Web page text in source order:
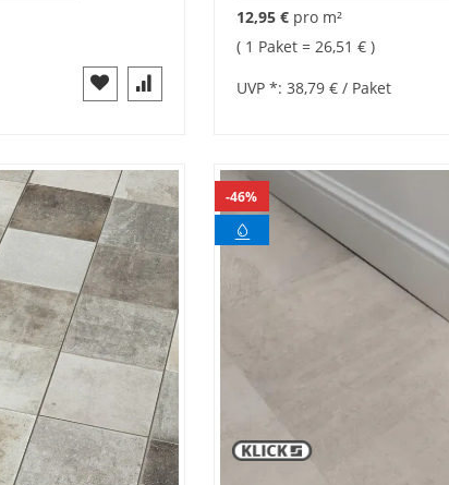
12,95 € pro m²
1 Paket = 26,51 €
UVP *: 38,79 €/ Paket
46%